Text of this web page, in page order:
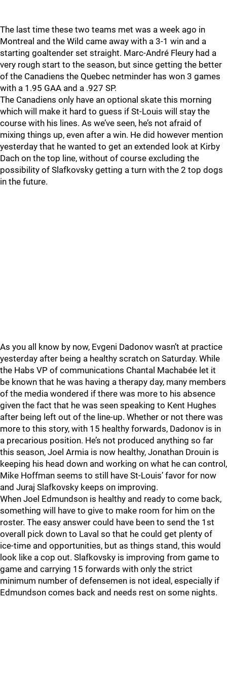
The last time these two teams met was a week ago in
Montreal and the Wild came away with a 3-1 win and a
starting goaltender set straight. Marc-André Fleury had a
very rough start to the season, but since getting the better
of the Canadiens the Quebec netminder has won 3 games
with a 1.95 GAA and a .927 SP.
The Canadiens only have an optional skate this morning
which will make it hard to guess if St-Louis will stay the
course with his lines. As we’ve seen, he’s not afraid of
mixing things up, even after a win. He did however mention
yesterday that he wanted to get an extended look at Kirby
Dach on the top line, without of course excluding the
possibility of Slafkovsky getting a turn with the 2 top dogs
in the future.
As you all know by now, Evgeni Dadonov wasn’t at practice
yesterday after being a healthy scratch on Saturday. While
the Habs VP of communications Chantal Machabée let it
be known that he was having a therapy day, many members
of the media wondered if there was more to his absence
given the fact that he was seen speaking to Kent Hughes
after being left out of the line-up. Whether or not there was
more to this story, with 15 healthy forwards, Dadonov is in
a precarious position. He’s not produced anything so far
this season, Joel Armia is now healthy, Jonathan Drouin is
keeping his head down and working on what he can control,
Mike Hoffman seems to still have St-Louis’ favor for now
and Juraj Slafkovsky keeps on improving.
When Joel Edmundson is healthy and ready to come back,
something will have to give to make room for him on the
roster. The easy answer could have been to send the 1st
overall pick down to Laval so that he could get plenty of
ice-time and opportunities, but as things stand, this would
look like a cop out. Slafkovsky is improving from game to
game and carrying 15 forwards with only the strict
minimum number of defensemen is not ideal, especially if
Edmundson comes back and needs rest on some nights.